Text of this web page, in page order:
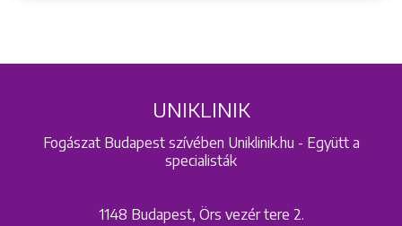
UNIKLINIK
Fogászat Budapest szívében Uniklinik.hu - Együtt a
specialisták
1148 Budapest, Örs vezér tere 2.